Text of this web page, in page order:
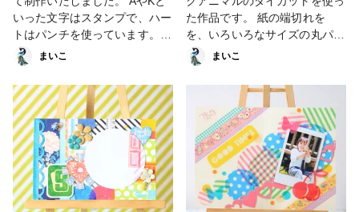
金魚 #レジン #海の作品コンテ
スト 海じゃないけど😂 #夏色
#小物・雑貨
い。 #amifadiy #アミファ
#amifa #100円ショップ #百均
#ワンコイン #プチプラ #DIY #
ハンドメイド #handmade #手
ラフト #maskingtape
#maskingtapes #washitape
#washitapes #マステ #マスキ
ングテープ #文房具 #紙膠帶 #
金魚 #レジン
いった文字はスタンプで、ハー
トはパンチを使っています。
旗の部分はすべてマスキングテ
ープです。 透け感を統一する
ために、ほとんどトレーシング
ペーパーをカットして使ってい
ます。 写真は許可をいただい
たモデルさんです。
まいこ
た作品です。 紙の端切れを
を、いろいろなサイズの丸パン
チで抜き取り それを散らして
貼っています。
まいこ